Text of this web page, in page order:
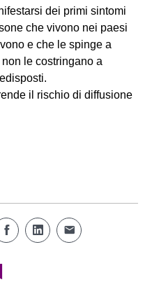
dei primi sintomi
che vivono nei paesi
e che le spinge a
le costringano a
il rischio di diffusione